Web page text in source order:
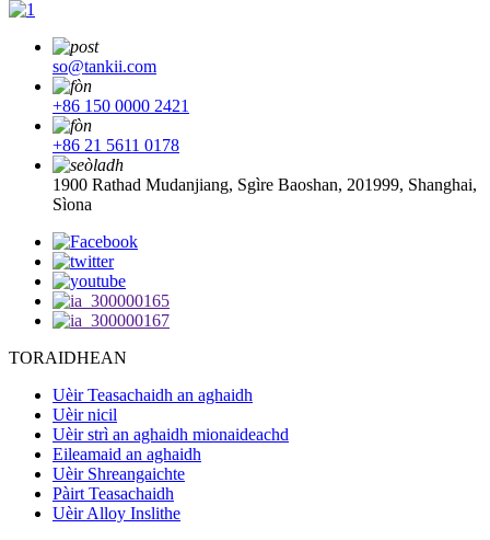
so@tankii.com
+86 150 0000 2421
+86 21 5611 0178
1900 Rathad Mudanjiang, Sgìre Baoshan, 201999, Shanghai,
Sìona
TORAIDHEAN
Uèir Teasachaidh an aghaidh
Uèir nicil
Uèir strì an aghaidh mionaideachd
Eileamaid an aghaidh
Uèir Shreangaichte
Pàirt Teasachaidh
Uèir Alloy Inslithe